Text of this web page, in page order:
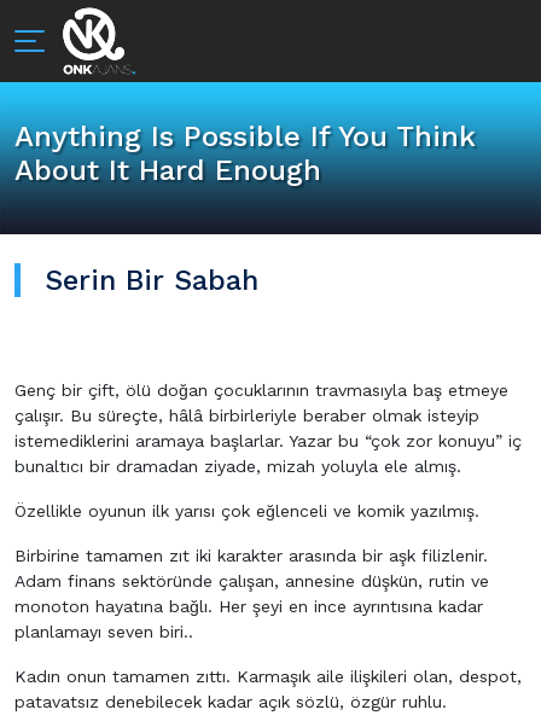
Anything Is Possible If You Think
About It Hard Enough
Serin Bir Sabah
Genç bir çift, ölü doğan çocuklarının travmasıyla baş etmeye
çalışır. Bu süreçte, hâlâ birbirleriyle beraber olmak isteyip
istemediklerini aramaya başlarlar. Yazar bu “çok zor konuyu” iç
bunaltıcı bir dramadan ziyade, mizah yoluyla ele almış.
Özellikle oyunun ilk yarısı çok eğlenceli ve komik yazılmış.
Birbirine tamamen zıt iki karakter arasında bir aşk filizlenir.
Adam finans sektöründe çalışan, annesine düşkün, rutin ve
monoton hayatına bağlı. Her şeyi en ince ayrıntısına kadar
planlamayı seven biri..
Kadın onun tamamen zıttı. Karmaşık aile ilişkileri olan, despot,
patavatsız denebilecek kadar açık sözlü, özgür ruhlu.